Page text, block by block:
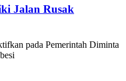
Jalan Rusak
pada Pemerintah Diminta